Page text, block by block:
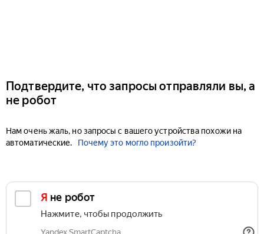
Подтвердите, что запросы отправляли вы, а
не робот
Нам очень жаль, но запросы с вашего устройства похожи на
автоматические.
Почему это могло произойти?
Я не робот
Нажмите, чтобы продолжить
Yandex SmartCaptcha